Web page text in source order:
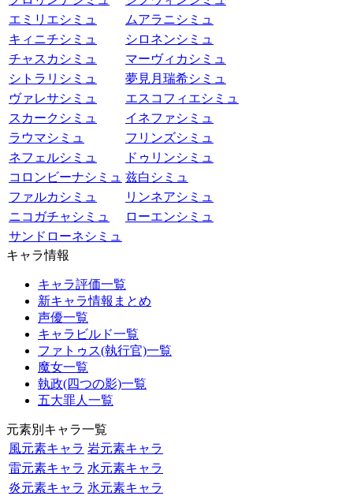
エミリエシミュ
ムアラニシミュ
キィニチシミュ
シロネンシミュ
チャスカシミュ
マーヴィカシミュ
シトラリシミュ
夢見月瑞希シミュ
ヴァレサシミュ
エスコフィエシミュ
スカークシミュ
イネファシミュ
ラウマシミュ
フリンズシミュ
ネフェルシミュ
ドゥリンシミュ
コロンビーナシミュ 兹白シミュ
ファルカシミュ
リンネアシミュ
ニコガチャシミュ
ローエンシミュ
サンドローネシミュ
キャラ情報
キャラ評価一覧
新キャラ情報まとめ
声優一覧
キャラビルド一覧
ファトゥス(執行官)一覧
魔女一覧
執政(四つの影)一覧
五大罪人一覧
元素別キャラ一覧
風元素キャラ 岩元素キャラ
雷元素キャラ 水元素キャラ
炎元素キャラ 氷元素キャラ